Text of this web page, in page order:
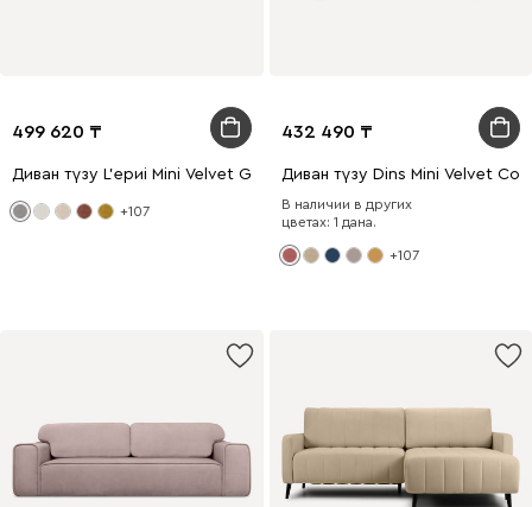
499 620
Диван түзу L'ериi Mini Velvet Grey
+107
432 490
Диван түзу Dins Mini Velvet
В наличии в других
цветах: 1 дана.
+107